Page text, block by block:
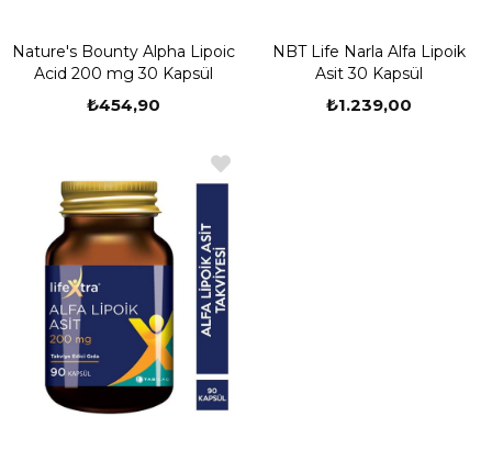
Nature's Bounty Alpha Lipoic
Acid 200 mg 30 Kapsül
₺454,90
NBT Life Narla Alfa Lipoik
Asit 30 Kapsül
₺1.239,00